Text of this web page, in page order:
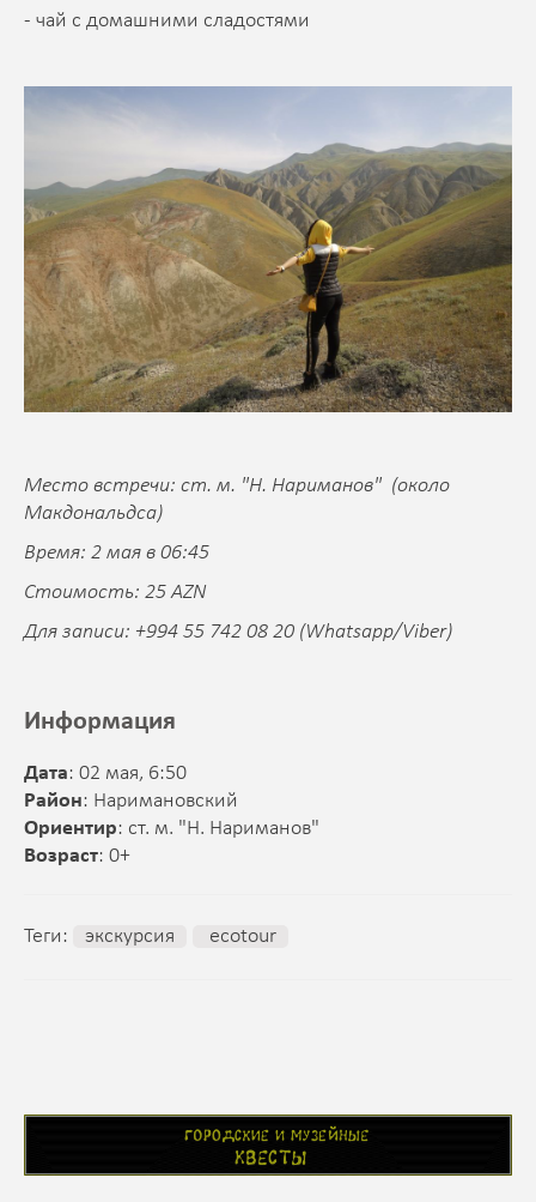
- чай с домашними сладостями
Место встречи: ст. м. "Н. Нариманов" (около
Макдональдса)
Время: 2 мая в 06:45
Стоимость: 25 AZN
Для записи: +994 55 742 08 20 (Whatsapp/Viber)
Информация
Дата: 02 мая, 6:50
Район: Наримановский
Ориентир: ст. м. "Н. Нариманов"
Возраст: 0+
Теги: экскурсия ecotour